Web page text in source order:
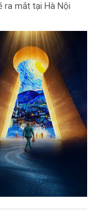
ra mắt tại Hà Nội